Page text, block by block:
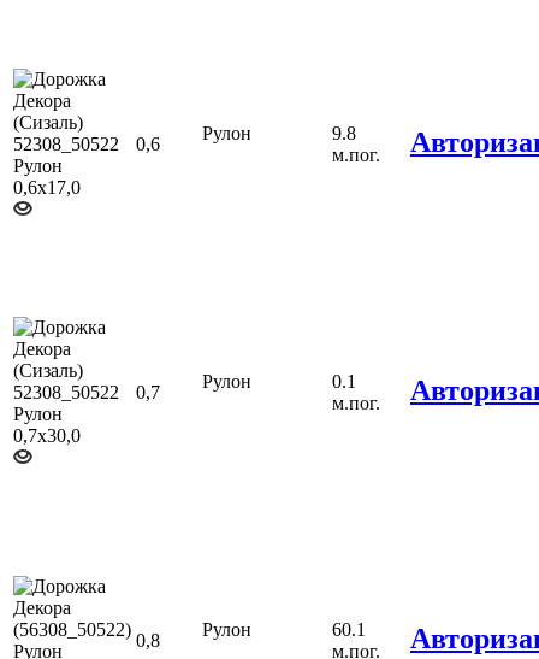
0,6
Рулон
9.8
м.пог.
0,7
Рулон
0.1
м.пог.
0,8
Рулон
60.1
м.пог.